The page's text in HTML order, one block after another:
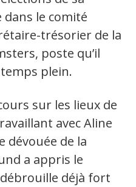
le comité
trésorier de la
poste qu’il
plein.
sur les lieux de
avec Aline
dévouée de la
a appris le
débrouille déjà fort